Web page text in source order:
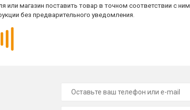
магазин поставить товар в точном соответствии с
без предварительного уведомления.